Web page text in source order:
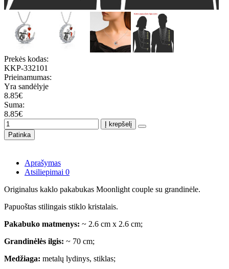
Prekės kodas:
KKP-332101
Prieinamumas:
Yra sandėlyje
8.85€
Suma:
8.85€
Į krepšelį
Patinka
Aprašymas
Atsiliepimai 0
Originalus kaklo pakabukas Moonlight couple su grandinėle.
Papuoštas stilingais stiklo kristalais.
Pakabuko matmenys: ~ 2.6 cm x 2.6 cm;
Grandinėlės ilgis: ~ 70 cm;
Medžiaga: metalų lydinys, stiklas;